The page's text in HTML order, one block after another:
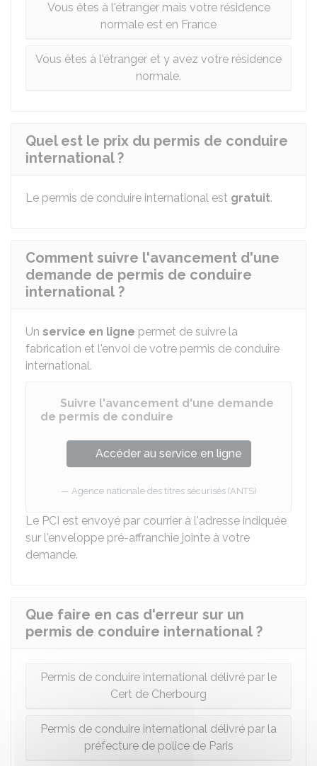
Vous êtes à l'étranger mais votre résidence
normale est en France
Vous êtes à l'étranger et y avez votre résidence
normale.
Quel est le prix du permis de conduire
international ?
Le permis de conduire international est gratuit.
Comment suivre l'avancement d'une
demande de permis de conduire
international ?
Un service en ligne permet de suivre la
fabrication et l'envoi de votre permis de conduire
international.
Suivre l'avancement d'une demande
de permis de conduire
Accéder au service en ligne
Agence nationale des titres sécurisés (ANTS)
Le PCI est envoyé par courrier à l'adresse indiquée
sur l'enveloppe pré-affranchie jointe à votre
demande.
Que faire en cas d'erreur sur un
permis de conduire international ?
Permis de conduire international délivré par le
Cert de Cherbourg
Permis de conduire international délivré par la
préfecture de police de Paris